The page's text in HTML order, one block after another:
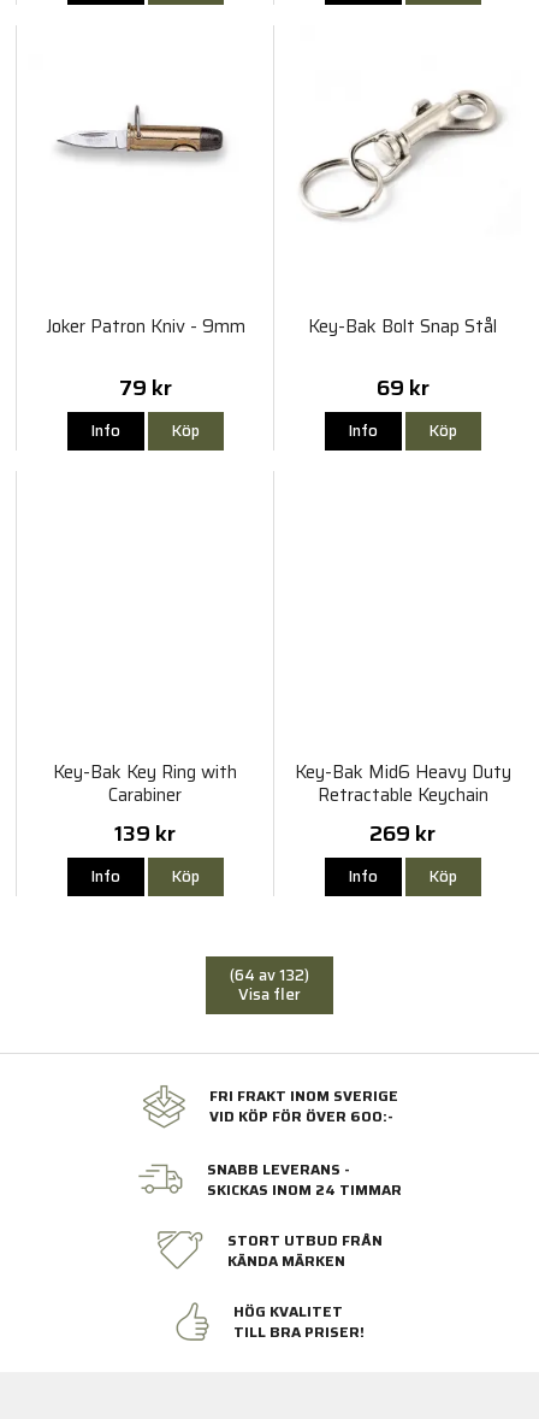
Joker Patron Kniv - 9mm
79 kr
Info Köp
Key-Bak Bolt Snap Stål
69 kr
Info Köp
Key-Bak Key Ring with
Carabiner
139 kr
Info Köp
Key-Bak Mid6 Heavy Duty
Retractable Keychain
269 kr
Info Köp
(64 av 132)
Visa fler
FRI FRAKT INOM SVERIGE
VID KÖP FÖR ÖVER 600:-
SNABB LEVERANS -
SKICKAS INOM 24 TIMMAR
STORT UTBUD FRÅN
KÄNDA MÄRKEN
HÖG KVALITET
TILL BRA PRISER!